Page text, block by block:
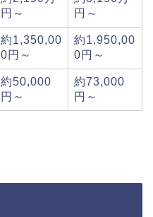
円～
円～
約1,350,00
0円～
約1,950,00
0円～
約50,000
円～
約73,000
円～